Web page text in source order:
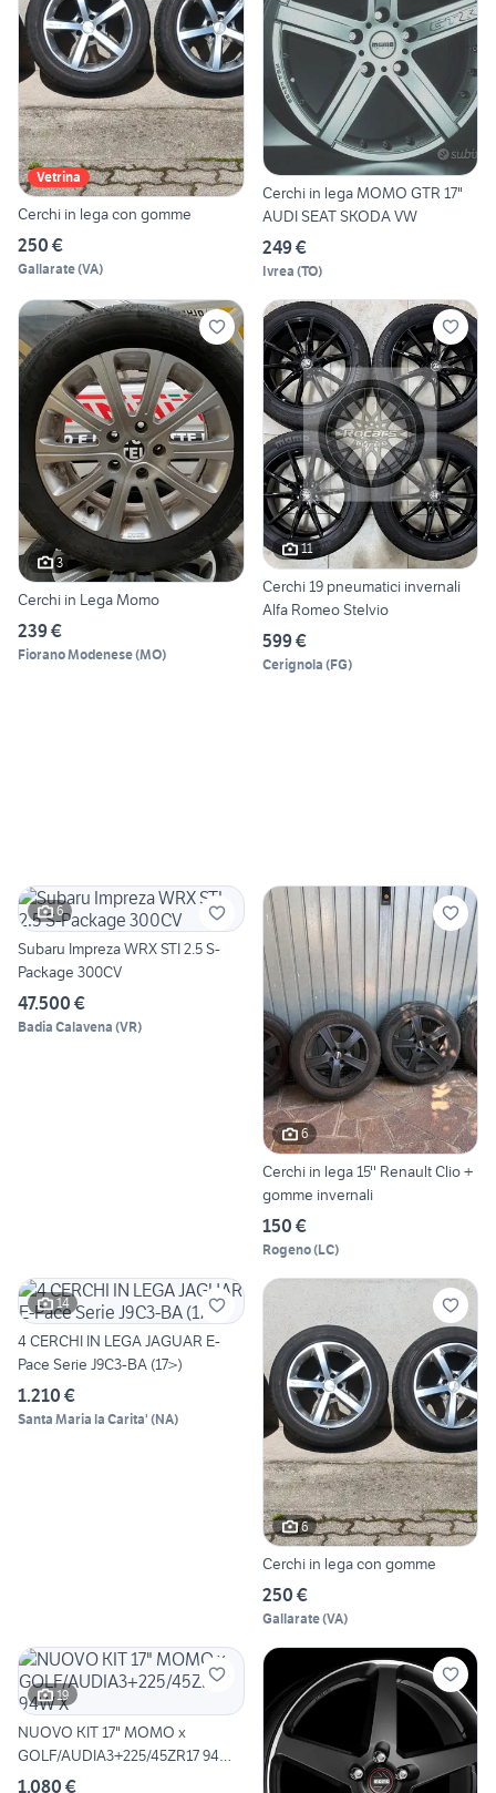
Vetrina
Cerchi in lega con gomme
250 €
Gallarate(VA)
Cerchi in lega MOMO GTR 17"
AUDI SEAT SKODA VW
249 €
Ivrea (TO)
3
Cerchi in Lega Momo
239 €
Fiorano Modenese(MO)
11
Cerchi 19 pneumatici invernali
Alfa Romeo Stelvio
599 €
Cerignola (FG)
6
Subaru Impreza WRX STI 2.5 S-
Package 300CV
47.500 €
Badia Calavena (VR)
6
Cerchi in lega 15'' Renault Clio +
gomme invernali
150 €
Rogeno(LC)
14
4 CERCHI IN LEGA JAGUAR E-
Pace Serie J9C3-BA (17>)
1.210 €
Santa Maria la Carita' (NA)
6
Cerchi in lega con gomme
250 €
Gallarate(VA)
19
NUOVO KIT 17" MOMO x
GOLF/AUDIA3+225/45ZR17 94W
X
1.080 €